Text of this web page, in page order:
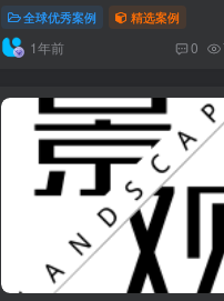
全球优秀案例 精选案例
1年前 0